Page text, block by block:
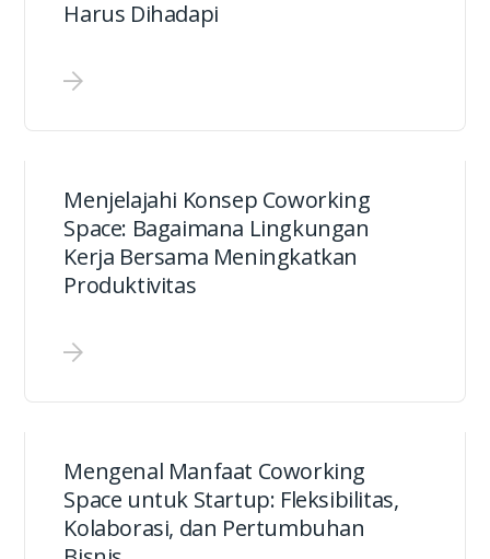
Harus Dihadapi
Menjelajahi Konsep Coworking
Space: Bagaimana Lingkungan
Kerja Bersama Meningkatkan
Produktivitas
Mengenal Manfaat Coworking
Space untuk Startup: Fleksibilitas,
Kolaborasi, dan Pertumbuhan